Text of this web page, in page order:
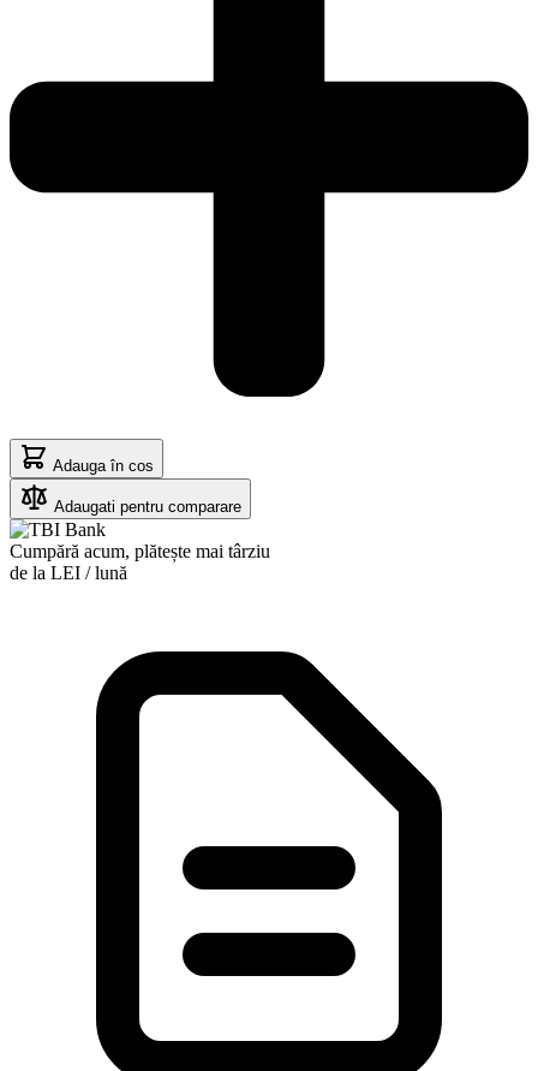
Adauga în cos
Adaugati pentru comparare
Cumpără acum, plătește mai târziu
de la LEI / lună